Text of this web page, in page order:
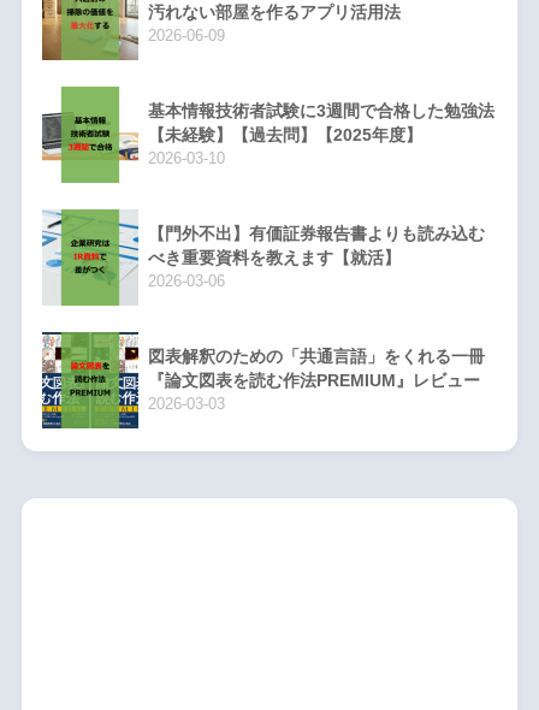
汚れない部屋を作るアプリ活用法
2026-06-09
基本情報技術者試験に3週間で合格した勉強法
【未経験】【過去問】【2025年度】
2026-03-10
【門外不出】有価証券報告書よりも読み込む
べき重要資料を教えます【就活】
2026-03-06
図表解釈のための「共通言語」をくれる一冊
『論文図表を読む作法PREMIUM』レビュー
2026-03-03